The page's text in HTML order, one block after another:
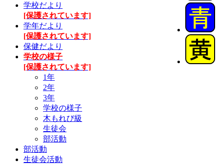
学校だより
[保護されています]
学年だより
[保護されています]
保健だより
学校の様子
[保護されています]
1年
2年
3年
学校の様子
木もれび級
生徒会
部活動
部活動
生徒会活動